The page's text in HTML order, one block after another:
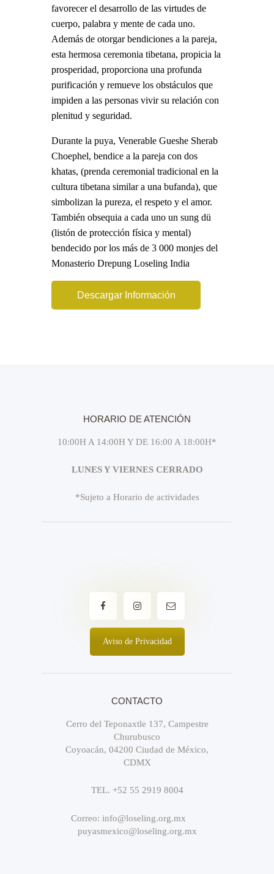
favorecer el desarrollo de las virtudes de
cuerpo, palabra y mente de cada uno.
Además de otorgar bendiciones a la pareja,
esta hermosa ceremonia tibetana, propicia la
prosperidad, proporciona una profunda
purificación y remueve los obstáculos que
impiden a las personas vivir su relación con
plenitud y seguridad.
Durante la puya, Venerable Gueshe Sherab
Choephel, bendice a la pareja con dos
khatas, (prenda ceremonial tradicional en la
cultura tibetana similar a una bufanda), que
simbolizan la pureza, el respeto y el amor.
También obsequia a cada uno un sung dü
(listón de protección física y mental)
bendecido por los más de 3 000 monjes del
Monasterio Drepung Loseling India
Descargar Información
HORARIO DE ATENCIÓN
10:00H A 14:00H Y DE 16:00 A 18:00H*
LUNES Y VIERNES CERRADO
*Sujeto a Horario de actividades
Aviso de Privacidad
CONTACTO
Cerro del Teponaxtle 137, Campestre
Churubusco
Coyoacán, 04200 Ciudad de México,
CDMX
TEL. +52 55 2919 8004
Correo: info@loseling.org.mx
puyasmexico@loseling.org.mx